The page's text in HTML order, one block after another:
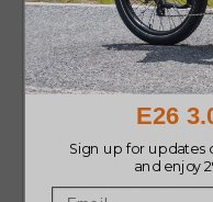
250W-effekt är
hydrauliska
holländsk geometri.
återfinns
elcyklar till salu